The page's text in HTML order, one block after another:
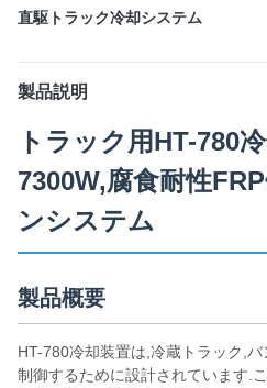
直駆トラック冷却システム
製品説明
トラック用HT-780
7300W,腐食耐性
ンシステム
製品概要
HT-780冷却装置は,冷蔵トラック,
制御するために設計されています.